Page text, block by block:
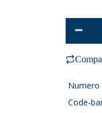
Numero
Code-